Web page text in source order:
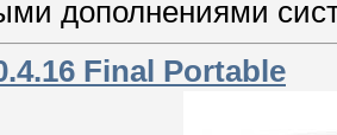
дополнениями
Final Portable